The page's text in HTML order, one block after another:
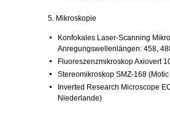
5. Mikroskopie
Konfokales Laser-Scanning
Anregungswellenlängen: 458,
Fluoreszenzmikroskop Axiovert
Stereomikroskop SMZ-168
Inverted Research Microscope
Niederlande)